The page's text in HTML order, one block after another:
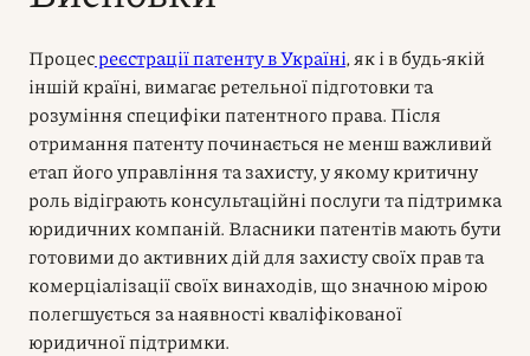
Процесреєстрації патенту в Україні, як і в будь-якій
іншій країні, вимагає ретельної підготовки та
розуміння специфіки патентного права. Після
отримання патенту починається не менш важливий
етап його управління та захисту, у якому критичну
роль відіграють консультаційні послуги та підтримка
юридичних компаній. Власники патентів мають бути
готовими до активних дій для захисту своїх прав та
комерціалізації своїх винаходів, що значною мірою
полегшується за наявності кваліфікованої
юридичної підтримки.